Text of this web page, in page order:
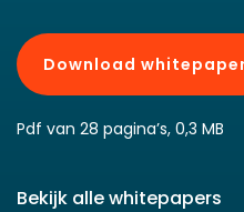
Download
Pdf van 28 pagina’s, 0,3 MB
Bekijk alle whitepapers